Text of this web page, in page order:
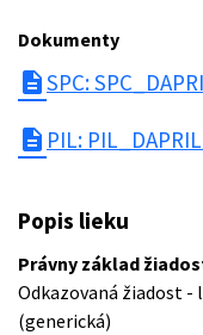
Dokumenty
descriptionSPC:
description PIL:
Popis lieku
Právny základ
Odkazovaná žiadost -
(generická)